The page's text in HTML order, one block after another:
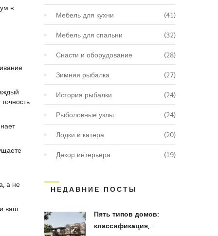
в
а не
ваш
Мебель для кухни (41)
Мебель для спальни (32)
Снасти и оборудование (28)
Зимняя рыбалка (27)
История рыбалки (24)
Рыболовные узлы (24)
Лодки и катера (20)
Декор интерьера (19)
НЕДАВНИЕ ПОСТЫ
Пять типов домов:
классификация,